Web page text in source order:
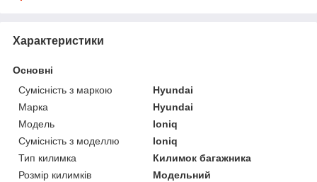
Характеристики
Основні
Сумісність з маркою
Hyundai
Марка
Hyundai
Модель
Ioniq
Сумісність з моделлю
Ioniq
Тип килимка
Килимок багажника
Розмір килимків
Модельний